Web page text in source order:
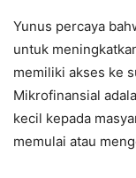
Yunus percaya
untuk
memiliki akses ke
Mikrofinansial
kecil kepada
memulai atau